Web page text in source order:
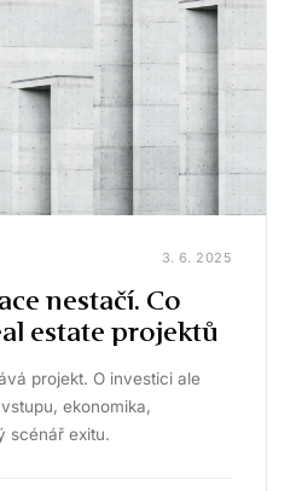
3. 6. 2025
nestačí. Co
estate projektů
projekt. O investici ale
ekonomika,
scénář exitu.